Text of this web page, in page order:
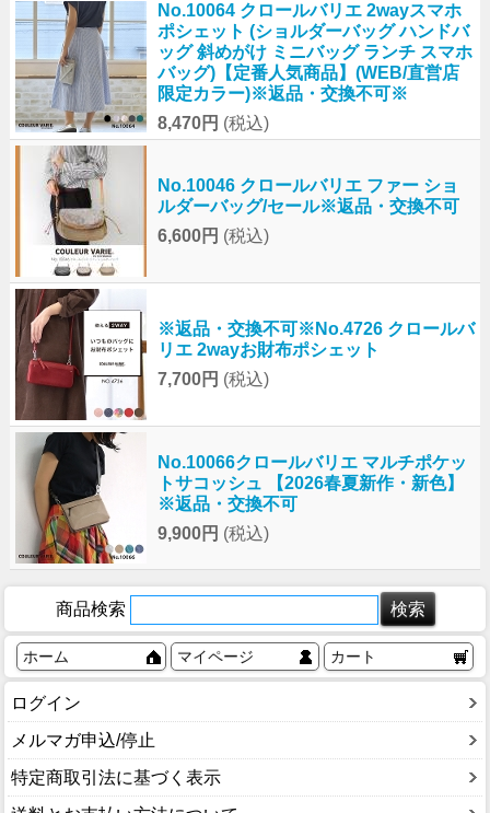
No.10064 クロールバリエ 2wayスマホ
ポシェット (ショルダーバッグ ハンドバ
ッグ 斜めがけ ミニバッグ ランチ スマホ
バッグ)【定番人気商品】(WEB/直営店
限定カラー)※返品・交換不可※
8,470円 (税込)
No.10046 クロールバリエ ファー ショ
ルダーバッグ/セール※返品・交換不可
6,600円 (税込)
※返品・交換不可※No.4726 クロールバ
リエ 2wayお財布ポシェット
7,700円 (税込)
No.10066クロールバリエ マルチポケッ
トサコッシュ 【2026春夏新作・新色】
※返品・交換不可
9,900円 (税込)
商品検索
ホーム マイページ カート
ログイン
メルマガ申込/停止
特定商取引法に基づく表示